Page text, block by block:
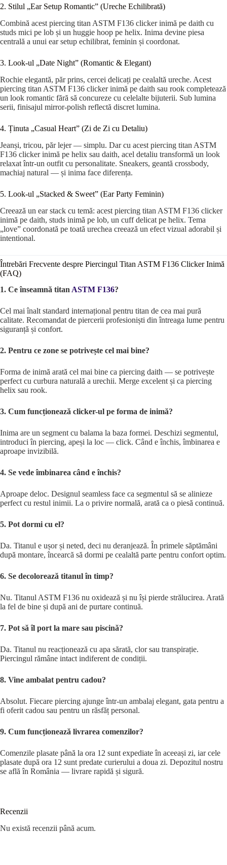
2. Stilul „Ear Setup Romantic” (Ureche Echilibrată)
Combină acest piercing titan ASTM F136 clicker inimă pe daith cu
studs mici pe lob și un huggie hoop pe helix. Inima devine piesa
centrală a unui ear setup echilibrat, feminin și coordonat.
3. Look-ul „Date Night” (Romantic & Elegant)
Rochie elegantă, păr prins, cercei delicați pe cealaltă ureche. Acest
piercing titan ASTM F136 clicker inimă pe daith sau rook completează
un look romantic fără să concureze cu celelalte bijuterii. Sub lumina
serii, finisajul mirror-polish reflectă discret lumina.
4. Ținuta „Casual Heart” (Zi de Zi cu Detaliu)
Jeanși, tricou, păr lejer — simplu. Dar cu acest piercing titan ASTM
F136 clicker inimă pe helix sau daith, acel detaliu transformă un look
relaxat într-un outfit cu personalitate. Sneakers, geantă crossbody,
machiaj natural — și inima face diferența.
5. Look-ul „Stacked & Sweet” (Ear Party Feminin)
Creează un ear stack cu temă: acest piercing titan ASTM F136 clicker
inimă pe daith, studs inimă pe lob, un cuff delicat pe helix. Tema
„love” coordonată pe toată urechea creează un efect vizual adorabil și
intentional.
Întrebări Frecvente despre Piercingul Titan ASTM F136 Clicker Inimă
(FAQ)
1. Ce înseamnă titanASTM F136?
Cel mai înalt standard internațional pentru titan de cea mai pură
calitate. Recomandat de piercerii profesioniști din întreaga lume pentru
siguranță și confort.
2. Pentru ce zone se potrivește cel mai bine?
Forma de inimă arată cel mai bine ca piercing daith — se potrivește
perfect cu curbura naturală a urechii. Merge excelent și ca piercing
helix sau rook.
3. Cum funcționează clicker-ul pe forma de inimă?
Inima are un segment cu balama la baza formei. Deschizi segmentul,
introduci în piercing, apeși la loc — click. Când e închis, îmbinarea e
aproape invizibilă.
4. Se vede îmbinarea când e închis?
Aproape deloc. Designul seamless face ca segmentul să se alinieze
perfect cu restul inimii. La o privire normală, arată ca o piesă continuă.
5. Pot dormi cu el?
Da. Titanul e ușor și neted, deci nu deranjează. În primele săptămâni
după montare, încearcă să dormi pe cealaltă parte pentru confort optim.
6. Se decolorează titanul în timp?
Nu. Titanul ASTM F136 nu oxidează și nu își pierde strălucirea. Arată
la fel de bine și după ani de purtare continuă.
7. Pot să îl port la mare sau piscină?
Da. Titanul nu reacționează cu apa sărată, clor sau transpirație.
Piercingul rămâne intact indiferent de condiții.
8. Vine ambalat pentru cadou?
Absolut. Fiecare piercing ajunge într-un ambalaj elegant, gata pentru a
fi oferit cadou sau pentru un răsfăț personal.
9. Cum funcționează livrarea comenzilor?
Comenzile plasate până la ora 12 sunt expediate în aceeași zi, iar cele
plasate după ora 12 sunt predate curierului a doua zi. Depozitul nostru
se află în România — livrare rapidă și sigură.
Recenzii
Nu există recenzii până acum.